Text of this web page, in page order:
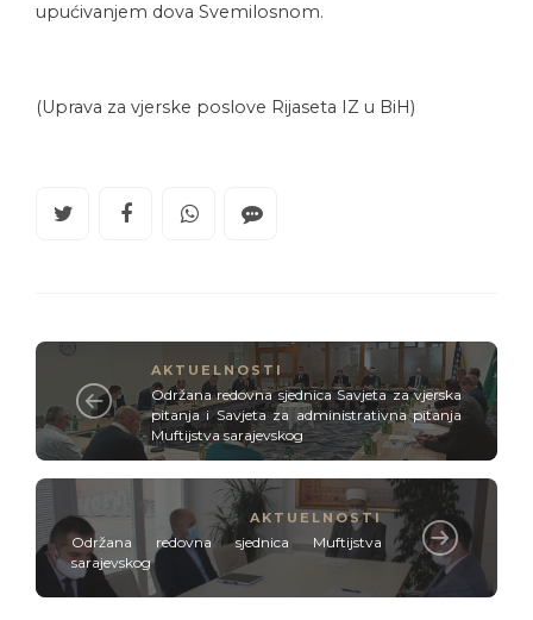
upućivanjem dova Svemilosnom.
(Uprava za vjerske poslove Rijaseta IZ u BiH)
AKTUELNOSTI
Održana redovna sjednica Savjeta za vjerska
pitanja i Savjeta za administrativna pitanja
Muftijstva sarajevskog
AKTUELNOSTI
Održana redovna sjednica Muftijstva
sarajevskog